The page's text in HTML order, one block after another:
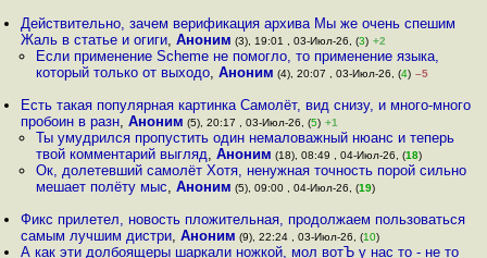
Действительно, зачем верификация архива Мы же очень спешим
Жаль в статье и огиги,Аноним (3), 19:01 , 03-Июл-26, (3) +2
Если применение Scheme не помогло, то применение языка,
который только от выходо, Аноним (4), 20:07 , 03-Июл-26, (4) –5
Есть такая популярная картинка Самолёт, вид снизу, и много-много
пробоин в разн,Аноним (5), 20:17 , 03-Июл-26, (5) +1
Ты умудрился пропустить один немаловажный нюанс и теперь
твой комментарий выгляд, Аноним (18), 08:49 , 04-Июл-26, (18)
Ок, долетевший самолёт Хотя, ненужная точность порой сильно
мешает полёту мыс, Аноним (5), 09:00 , 04-Июл-26, (19)
Фикс прилетел, новость пложительная, продолжаем пользоваться
самым лучшим дистри,Аноним (9), 22:24 , 03-Июл-26, (10)
А как эти долбоящеры шаркали ножкой, мол вотЪ у нас то - не то